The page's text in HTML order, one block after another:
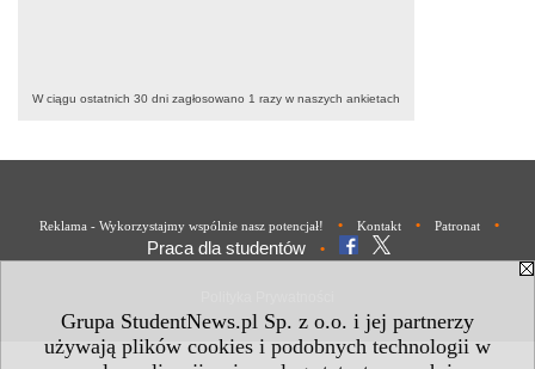
Grupa StudentNews.pl Sp. z o.o. i jej partnerzy
używają plików cookies i podobnych technologii w
W ciągu ostatnich 30 dni zagłosowano 1 razy w naszych ankietach
Reklama - Wykorzystajmy wspólnie nasz potencjał! • Kontakt • Patronat •
Praca dla studentów •